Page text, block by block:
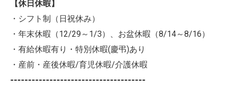
【休日休暇】
・シフト制（日祝休み）
・年末休暇（12/29～1/3）、お盆休暇（8/14～8/16）
・有給休暇有り・特別休暇(慶弔)あり
・産前・産後休暇/育児休暇/介護休暇
--------------------------------------